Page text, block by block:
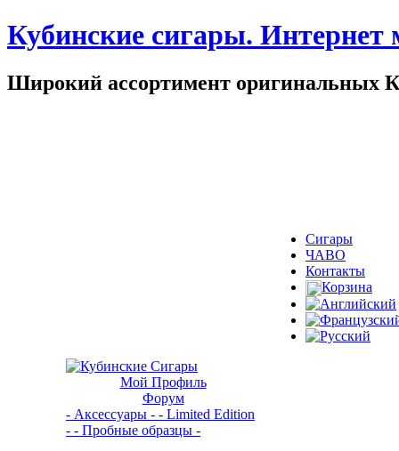
Кубинские сигары. Интернет
Широкий ассортимент оригинальных
Сигары
ЧАВО
Контакты
Корзина
Мой Профиль
Форум
- Аксессуары - - Limited Edition
- - Пробные образцы -